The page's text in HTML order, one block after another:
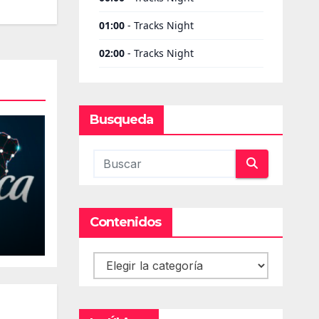
Busqueda
Contenidos
Contenidos